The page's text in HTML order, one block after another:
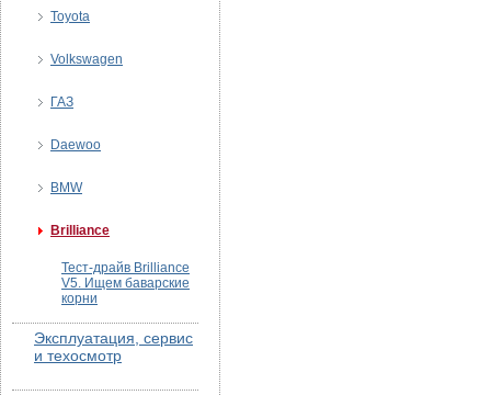
Toyota
Volkswagen
ГАЗ
Daewoo
BMW
Brilliance
Тест-драйв Brilliance
V5. Ищем баварские
корни
Эксплуатация, сервис
и техосмотр